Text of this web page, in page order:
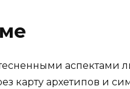
аспектами
карту архетипов и